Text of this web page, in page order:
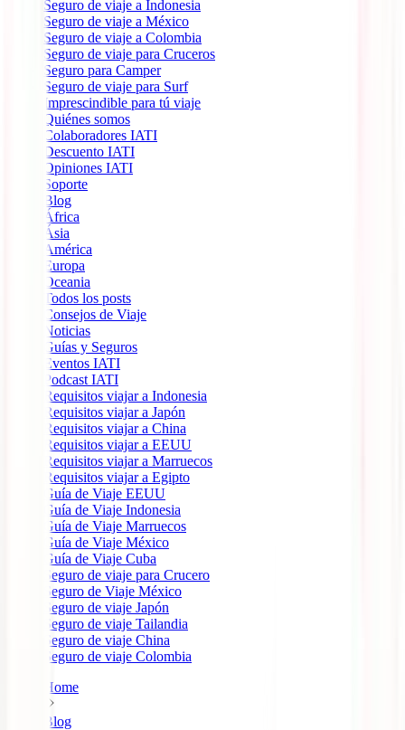
Seguro de viaje a Indonesia
Seguro de viaje a México
Seguro de viaje a Colombia
Seguro de viaje para Cruceros
Seguro para Camper
Seguro de viaje para Surf
Imprescindible para tú viaje
Quiénes somos
Colaboradores IATI
Descuento IATI
Opiniones IATI
Soporte
Blog
África
Ásia
América
Europa
Oceania
Todos los posts
Consejos de Viaje
Noticias
Guías y Seguros
Eventos IATI
Podcast IATI
Requisitos viajar a Indonesia
Requisitos viajar a Japón
Requisitos viajar a China
Requisitos viajar a EEUU
Requisitos viajar a Marruecos
Requisitos viajar a Egipto
Guía de Viaje EEUU
Guía de Viaje Indonesia
Guía de Viaje Marruecos
Guía de Viaje México
Guía de Viaje Cuba
Seguro de viaje para Crucero
Seguro de Viaje México
Seguro de viaje Japón
Seguro de viaje Tailandia
Seguro de viaje China
Seguro de viaje Colombia
Home
Blog